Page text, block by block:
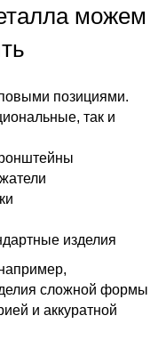
можем
позициями.
так и
изделия
сложной формы
и аккуратной